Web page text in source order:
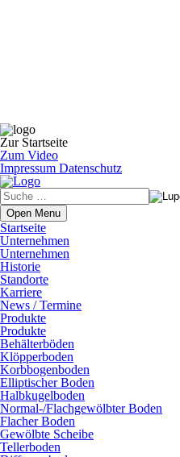
Zur Startseite
Zum Video
Impressum Datenschutz
Open Menu
Startseite
Unternehmen
Unternehmen
Historie
Standorte
Karriere
News / Termine
Produkte
Produkte
Behälterböden
Klöpperboden
Korbbogenboden
Elliptischer Boden
Halbkugelboden
Normal-/Flachgewölbter Boden
Flacher Boden
Gewölbte Scheibe
Tellerboden